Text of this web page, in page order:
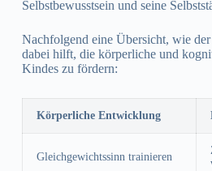
Selbstbewusstsein und seine
Nachfolgend eine Übersicht, wie
dabei hilft, die körperliche und
Kindes zu fördern:
Körperliche Entwicklung
Gleichgewichtssinn trainieren